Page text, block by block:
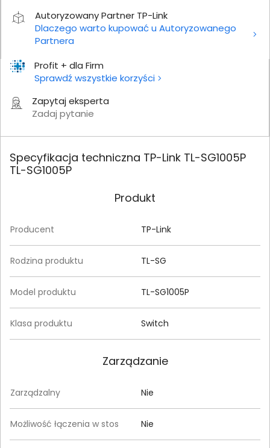
Profit + dla Firm
Sprawdź wszystkie korzyści
Zapytaj eksperta
Zadaj pytanie
Autoryzowany Partner TP-Link
Dlaczego warto kupować u Autoryzowanego
Partnera
Specyfikacja techniczna TP-Link TL-SG1005P
TL-SG1005P
Produkt
Producent TP-Link
Rodzina produktu TL-SG
Model produktu TL-SG1005P
Klasa produktu Switch
Zarządzanie
Zarządzalny Nie
Możliwość łączenia w stos Nie